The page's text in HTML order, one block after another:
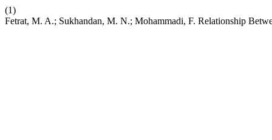
(1)
Fetrat, M. A.; Sukhandan, M. N.; Mohammadi, F. Relationship